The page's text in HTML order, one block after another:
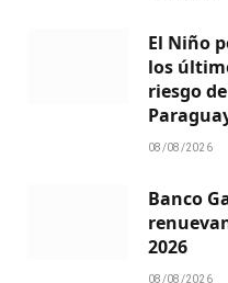
El Niño
los
riesgo
08/08/2026
Banco
2026
08/08/2026